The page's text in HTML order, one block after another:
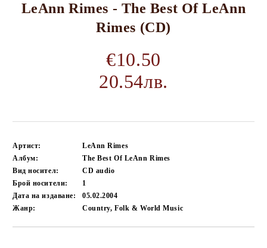
LeAnn Rimes - The Best Of LeAnn
Rimes (CD)
€10.50
20.54лв.
Артист:
LeAnn Rimes
Албум:
The Best Of LeAnn Rimes
Вид носител:
CD audio
Брой носители:
1
Дата на издаване:
05.02.2004
Жанр:
Country, Folk & World Music